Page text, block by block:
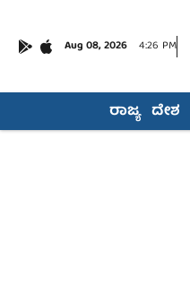
Aug 08, 2026 4:26 PM
ರಾಜ್ಯ ದೇಶ